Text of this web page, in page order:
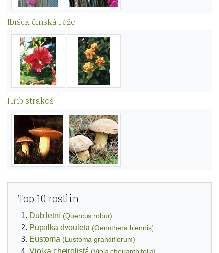
Ibišek čínská růže
Hřib strakoš
Top 10 rostlin
Dub letní (Quercus robur)
Pupalka dvouletá (Oenothera biennis)
Eustoma (Eustoma grandiflorum)
Violka chejrolistá (Viola cheiranthifolia)